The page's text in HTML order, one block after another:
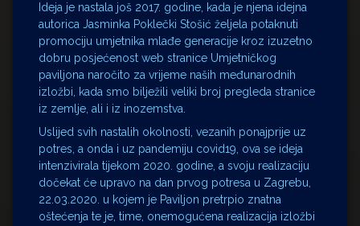
Ideja je nastala još 2017. godine, kada je njena idejna
autorica Jasminka Poklečki Stošić željela potaknuti
promociju umjetnika mlađe generacije kroz izuzetno
dobru posjećenost web stranice Umjetničkog
paviljona naročito za vrijeme naših međunarodnih
izložbi, kada smo bilježili veliki broj pregleda stranice
iz zemlje, ali i iz inozemstva.
Uslijed svih nastalih okolnosti, vezanih ponajprije uz
potres, a onda i uz pandemiju covid19, ova se ideja
intenzivirala tijekom 2020. godine, a svoju realizaciju
dočekat će upravo na dan prvog potresa u Zagrebu,
22.03.2020. u kojem je Paviljon pretrpio znatna
oštećenja te je, time, onemogućena realizacija izložbi